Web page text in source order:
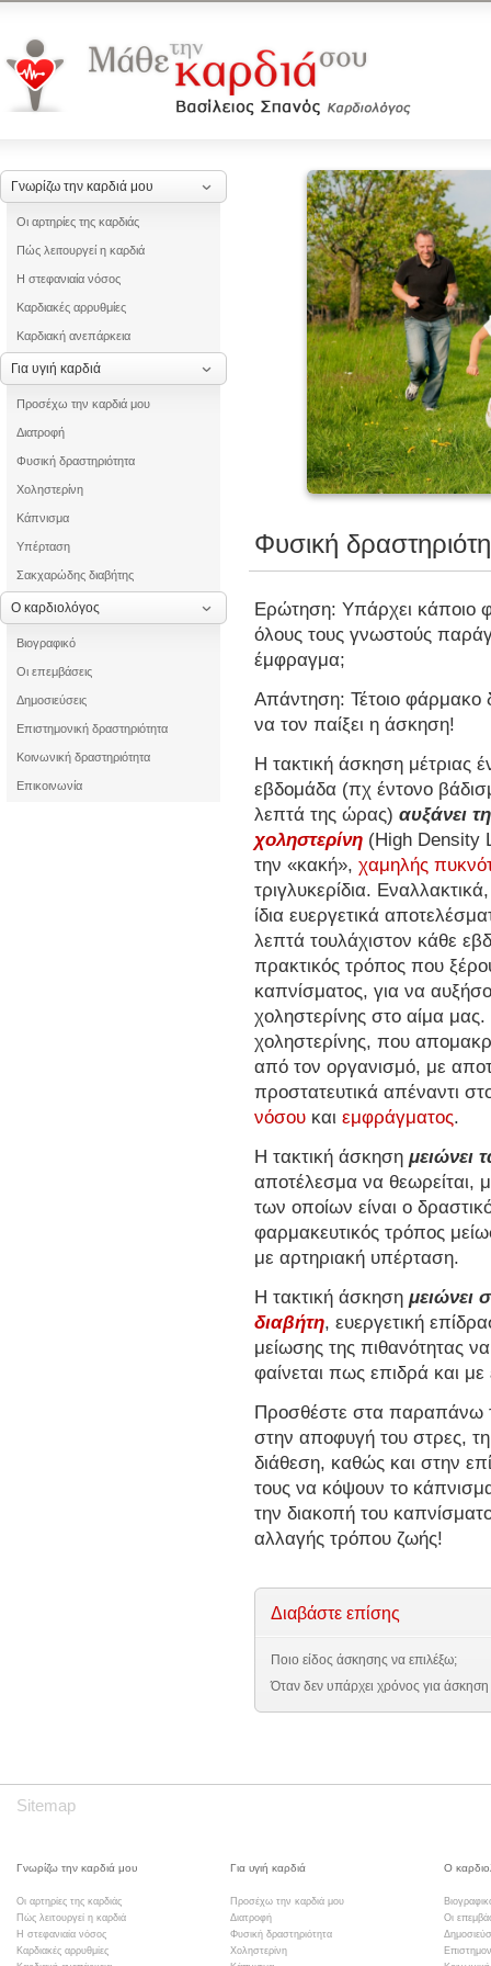
Γνωρίζω την καρδιά μου
Οι αρτηρίες της καρδιάς
Πώς λειτουργεί η καρδιά
Η στεφανιαία νόσος
Καρδιακές αρρυθμίες
Καρδιακή ανεπάρκεια
Για υγιή καρδιά
Προσέχω την καρδιά μου
Διατροφή
Φυσική δραστηριότητα
Χοληστερίνη
Κάπνισμα
Υπέρταση
Σακχαρώδης διαβήτης
Ο καρδιολόγος
Βιογραφικό
Οι επεμβάσεις
Δημοσιεύσεις
Επιστημονική δραστηριότητα
Κοινωνική δραστηριότητα
Επικοινωνία
Φυσική
Ερώτηση: Υπάρχει κάποιο
όλους τους γνωστούς
έμφραγμα;
Απάντηση: Τέτοιο φάρμακο
να τον παίξει η άσκηση!
Η τακτική άσκηση μέτριας
εβδομάδα (πχ έντονο
λεπτά της ώρας) αυξάνει
χοληστερίνη (High Density
την «κακή», χαμηλής
τριγλυκερίδια.
ίδια ευεργετικά
λεπτά τουλάχιστον κάθε
πρακτικός τρόπος που
καπνίσματος, για να
χοληστερίνης στο αίμα
χοληστερίνης, που
από τον οργανισμό, με
προστατευτικά απέναντι
νόσου και εμφράγματος.
Η τακτική άσκηση μειώνει
αποτέλεσμα να θεωρείται,
των οποίων είναι ο
φαρμακευτικός τρόπος
με αρτηριακή υπέρταση.
Η τακτική άσκηση μειώνει
διαβήτη, ευεργετική
μείωσης της πιθανότητας
φαίνεται πως επιδρά και
Προσθέστε στα παραπάνω
στην αποφυγή του στρες,
διάθεση, καθώς και στην
τους να κόψουν το
την διακοπή του
αλλαγής τρόπου ζωής!
Διαβάστε επίσης
Ποιο είδος άσκησης να επιλέξω;
Όταν δεν υπάρχει χρόνος για άσκηση
Sitemap
Γνωρίζω την καρδιά μου
Οι αρτηρίες της καρδιάς
Πώς λειτουργεί η καρδιά
Η στεφανιαία νόσος
Καρδιακές αρρυθμίες
Για υγιή καρδιά
Προσέχω την καρδιά μου
Διατροφή
Φυσική δραστηριότητα
Χοληστερίνη
Ο
Οι